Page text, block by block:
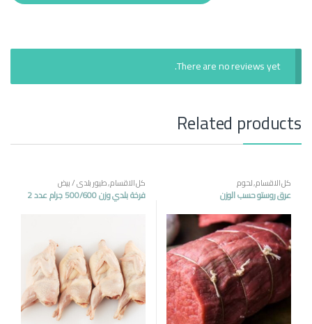
There are no reviews yet.
Related products
كل الاقسام,لحوم
عرق روستو حسب الوزن
كل الاقسام,طيور بلدي / بيض
فرخة بلدي وزن 500/600 جرام عدد 2